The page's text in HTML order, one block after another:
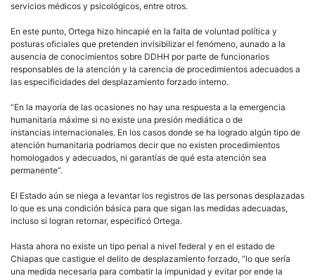
servicios médicos y psicológicos, entre otros.
En este punto, Ortega hizo hincapié en la falta de voluntad política y
posturas oficiales que pretenden invisibilizar el fenómeno, aunado a la
ausencia de conocimientos sobre DDHH por parte de funcionarios
responsables de la atención y la carencia de procedimientos adecuados a
las especificidades del desplazamiento forzado interno.
“En la mayoría de las ocasiones no hay una respuesta a la emergencia
humanitaria máxime si no existe una presión mediática o de
instancias internacionales. En los casos donde se ha logrado algún tipo de
atención humanitaria podríamos decir que no existen procedimientos
homologados y adecuados, ni garantías de qué esta atención sea
permanente”.
El Estado aún se niega a levantar los registros de las personas desplazadas
lo que es una condición básica para que sigan las medidas adecuadas,
incluso si logran retornar, especificó Ortega.
Hasta ahora no existe un tipo penal a nivel federal y en el estado de
Chiapas que castigue el delito de desplazamiento forzado, “lo que sería
una medida necesaria para combatir la impunidad y evitar por ende la